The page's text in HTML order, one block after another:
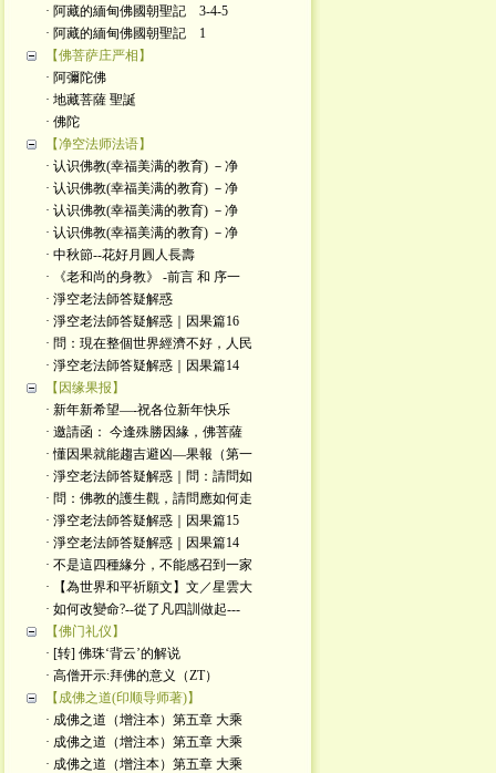
· 阿藏的緬甸佛國朝聖記 3-4-5
· 阿藏的緬甸佛國朝聖記 1
【佛菩萨庄严相】
· 阿彌陀佛
· 地藏菩薩 聖誕
· 佛陀
【净空法师法语】
· 认识佛教(幸福美满的教育) －净
· 认识佛教(幸福美满的教育) －净
· 认识佛教(幸福美满的教育) －净
· 认识佛教(幸福美满的教育) －净
· 中秋節--花好月圓人長壽
· 《老和尚的身教》 -前言 和 序一
· 淨空老法師答疑解惑
· 淨空老法師答疑解惑｜因果篇16
· 問：現在整個世界經濟不好，人民
· 淨空老法師答疑解惑｜因果篇14
【因缘果报】
· 新年新希望—-祝各位新年快乐
· 邀請函： 今逢殊勝因緣，佛菩薩
· 懂因果就能趨吉避凶—果報（第一
· 淨空老法師答疑解惑｜問：請問如
· 問：佛教的護生觀，請問應如何走
· 淨空老法師答疑解惑｜因果篇15
· 淨空老法師答疑解惑｜因果篇14
· 不是這四種緣分，不能感召到一家
· 【為世界和平祈願文】文／星雲大
· 如何改變命?--從了凡四訓做起---
【佛门礼仪】
· [转] 佛珠‘背云’的解说
· 高僧开示:拜佛的意义（ZT）
【成佛之道(印顺导师著)】
· 成佛之道（增注本）第五章 大乘
· 成佛之道（增注本）第五章 大乘
· 成佛之道（增注本）第五章 大乘